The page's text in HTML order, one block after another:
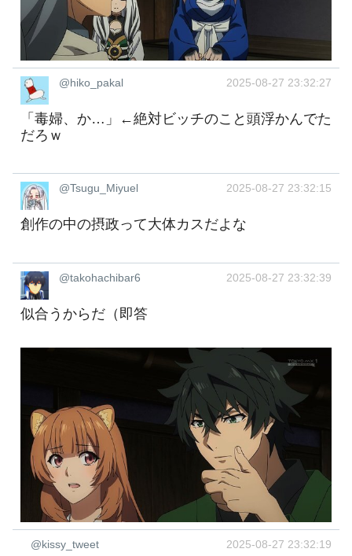
@hiko_pakal 2025-08-27 23:32:27
「毒婦、か…」←絶対ビッチのこと頭浮かんでた
だろｗ
@Tsugu_Miyuel 2025-08-27 23:32:15
創作の中の摂政って大体カスだよな
@takohachibar6 2025-08-27 23:32:39
似合うからだ（即答
@kissy_tweet 2025-08-27 23:32:19